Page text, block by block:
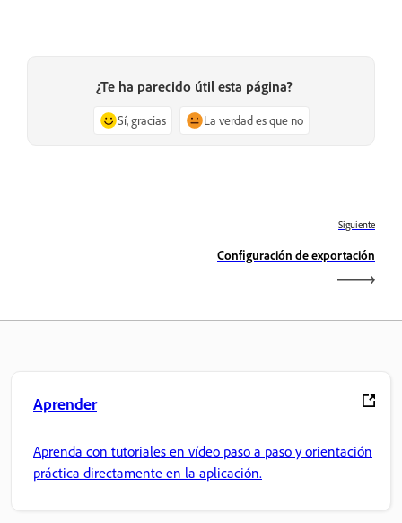
¿Te ha parecido útil esta página?
Sí, gracias La verdad es que no
Siguiente
Configuración de exportación
Aprender
Aprenda con tutoriales en vídeo paso a paso y orientación
práctica directamente en la aplicación.